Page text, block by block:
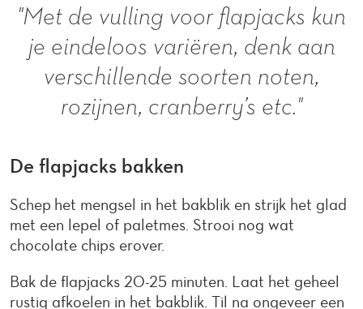
"Met de vulling voor flapjacks kun
je eindeloos variëren, denk aan
verschillende soorten noten,
rozijnen, cranberry’s etc."
De flapjacks bakken
Schep het mengsel in het bakblik en strijk het glad
met een lepel of paletmes. Strooi nog wat
chocolate chips erover.
Bak de flapjacks 20-25 minuten. Laat het geheel
rustig afkoelen in het bakblik. Til na ongeveer een